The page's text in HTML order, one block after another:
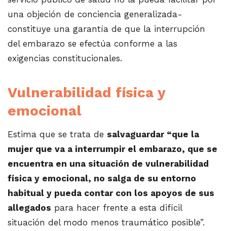
una objeción de conciencia generalizada-
constituye una garantía de que la interrupción
del embarazo se efectúa conforme a las
exigencias constitucionales.
Vulnerabilidad física y
emocional
Estima que se trata de salvaguardar “que la
mujer que va a interrumpir el embarazo, que se
encuentra en una situación de vulnerabilidad
física y emocional, no salga de su entorno
habitual y pueda contar con los apoyos de sus
allegados para hacer frente a esta difícil
situación del modo menos traumático posible”.